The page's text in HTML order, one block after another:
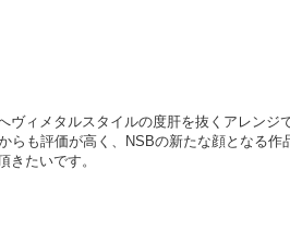
ヴィメタルスタイルの度肝を抜くアレンジ
らも評価が高く、NSBの新たな顔となる作
たいです。